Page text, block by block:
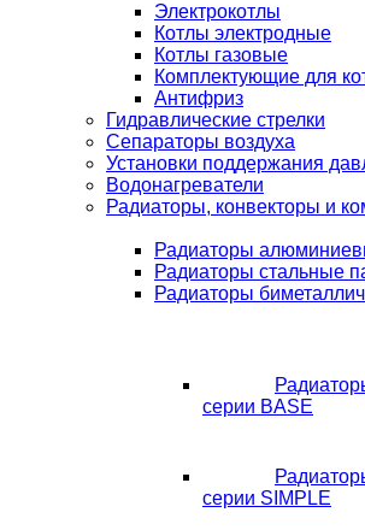
Электрокотлы
Котлы электродные
Котлы газовые
Комплектующие для
Антифриз
Гидравлические стрелки
Сепараторы воздуха
Установки поддержания
Водонагреватели
Радиаторы, конвекторы и
Радиаторы
Радиаторы стальные
Радиаторы
серии BASE
серии SIMPLE